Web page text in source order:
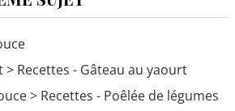
> Recettes - Gâteau au yaourt
> Recettes - Poêlée de légumes